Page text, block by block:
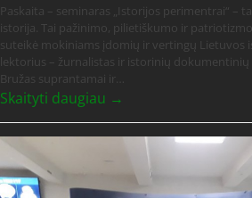
Paskaita – seminaras „Istorijos perimentrai“ –
istorija. Tai pažinimo, pilietiškumo ir
suteikė mokiniams įdomių ir vertingų Lietuvos
lektorius – žurnalistas ir istorinių
Bružas suprantamai ir…
Skaityti daugiau →